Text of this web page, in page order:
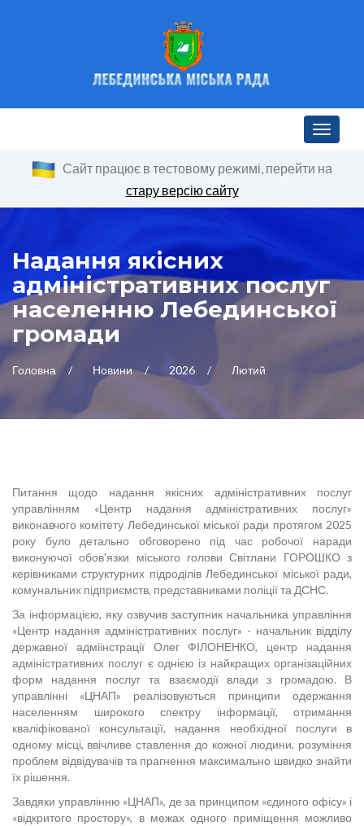
Toggle
Сайт працює в тестовому режимі, перейти на
стару версію сайту
Надання якісних
адміністративних послуг
населенню Лебединської
громади
Головна Новини 2026 Лютий
Питання щодо надання якісних адміністративних послуг
управлінням «Центр надання адміністративних послуг»
виконавчого комітету Лебединської міської ради протягом 2025
року було детально обговорено під час робочої наради
виконуючої обов'язки міського голови Світлани ГОРОШКО з
керівниками структурних підроділів Лебединської міської ради,
комунальних підприємств, представниками поліції та ДСНС.
За інформацією, яку озвучив заступник начальника управління
«Центр надання адміністративних послуг» - начальник відділу
державної адміінстрації Олег ФІЛОНЕНКО, центр надання
адміністративних послуг є однією із найкращих організаційних
форм надання послуг та взаємодії влади з громадою. В
управлінні «ЦНАП» реалізовуються принципи одержання
населенням широкого спектру інформації, отримання
кваліфікованої консультації, надання необхідної послуги в
одному місці, ввічливе ставлення до кожної людини, розуміння
проблем відвідувачів та прагнення максимально швидко знайти
їх рішення.
Завдяки управлінню «ЦНАП», де за принципом «єдиного офісу» і
«відкритого простору», в межах одного приміщення можливо